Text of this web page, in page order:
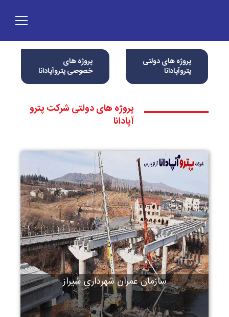
پروژه های دولتی
پتروآپادانا
پروژه های
خصوصی پتروآپادانا
پروژه های دولتی شرکت پترو
آپادانا
سازمان عمران شهرداری شیراز